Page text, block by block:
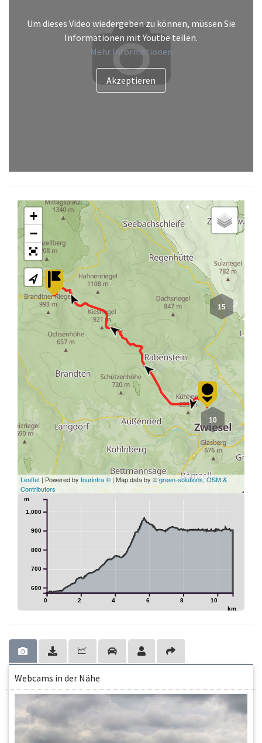
Um dieses Video wiedergeben zu können, müssen Sie
Informationen mit Youtbe teilen.
Mehr Informationen
10
15
+
−
Leaflet | Powered by tourinfra ® | Map data by ©green-solutions,OSM &
Contributors
0 2 4 6 8 10
km
600
700
800
900
1,000
m
Webcams in der Nähe